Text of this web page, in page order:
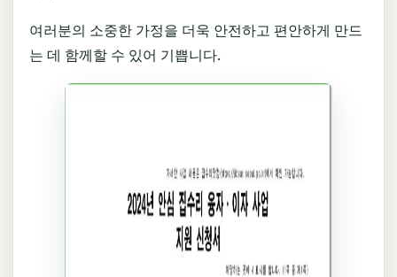
여러분의 소중한 가정을 더욱 안전하고 편안하게 만드
는 데 함께할 수 있어 기쁩니다.